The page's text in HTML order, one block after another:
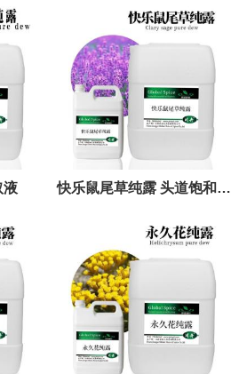
肤水
液 快乐鼠尾草纯露 头道饱和纯
露 植物提取液